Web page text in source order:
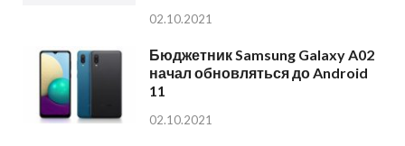
02.10.2021
Бюджетник Samsung Galaxy A02
начал обновляться до Android
11
02.10.2021